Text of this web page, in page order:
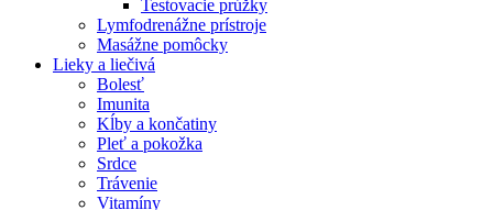
Testovacie prúžky
Lymfodrenážne prístroje
Masážne pomôcky
Lieky a liečivá
Bolesť
Imunita
Kĺby a končatiny
Pleť a pokožka
Srdce
Trávenie
Vitamíny